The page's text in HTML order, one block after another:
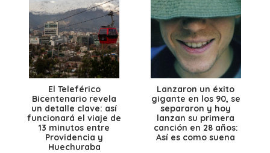
El Teleférico
Bicentenario revela
un detalle clave: así
funcionará el viaje de
13 minutos entre
Providencia y
Huechuraba
Lanzaron un éxito
gigante en los 90, se
separaron y hoy
lanzan su primera
canción en 28 años:
Así es como suena